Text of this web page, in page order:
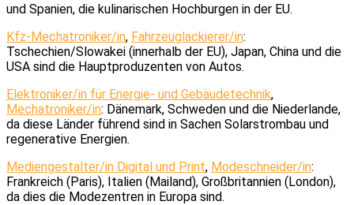
und Spanien, die kulinarischen Hochburgen in der EU.
Kfz-Mechatroniker/in, Fahrzeuglackierer/in:
Tschechien/Slowakei (innerhalb der EU), Japan, China und die
USA sind die Hauptproduzenten von Autos.
Elektroniker/in für Energie- und Gebäudetechnik,
Mechatroniker/in: Dänemark, Schweden und die Niederlande,
da diese Länder führend sind in Sachen Solarstrombau und
regenerative Energien.
Mediengestalter/in Digital und Print, Modeschneider/in:
Frankreich (Paris), Italien (Mailand), Großbritannien (London),
da dies die Modezentren in Europa sind.